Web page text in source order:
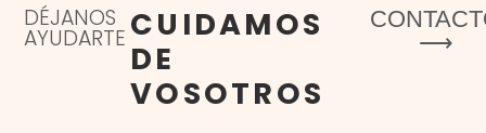
DÉJANOS
AYUDARTE CUIDAMOS
DE
VOSOTROS
⟶